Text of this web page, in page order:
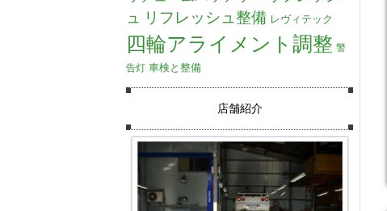
ュ
リフレッシュ整備 レヴィテック
四輪アライメント調整 警
告灯 車検と整備
店舗紹介